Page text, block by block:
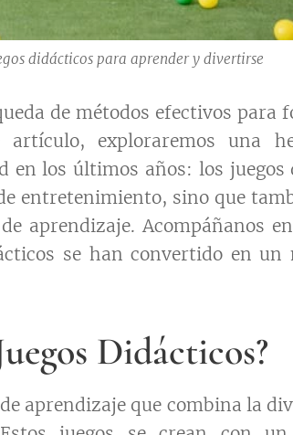
didácticos para aprender y divertirse
de métodos efectivos para
exploraremos una
en los últimos años: los juegos
entretenimiento, sino que
aprendizaje. Acompáñanos
se han convertido en un
Didácticos?
aprendizaje que combina la